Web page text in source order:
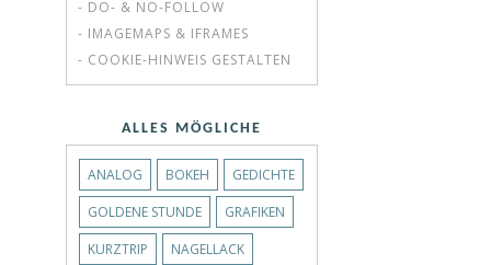
- DO- & NO-FOLLOW
- IMAGEMAPS & IFRAMES
- COOKIE-HINWEIS GESTALTEN
ALLES MÖGLICHE
ANALOG BOKEH
GEDICHTE
GOLDENE STUNDE
GRAFIKEN
KURZTRIP
NAGELLACK